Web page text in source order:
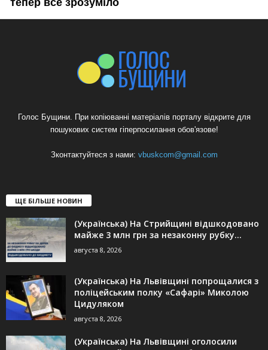
Голос Бущини. При копіюванні матеріалів порталу відкрите для
пошукових систем гіперпосилання обов'язове!
Зконтактуйтеся з нами: vbuskcom@gmail.com
ЩЕ БІЛЬШЕ НОВИН
(Українська) На Стрийщині відшкодовано
майже 3 млн грн за незаконну рубку...
августа 8, 2026
(Українська) На Львівщині попрощалися з
поліцейським полку «Сафарі» Миколою
Цидуляком
августа 8, 2026
(Українська) На Львівщині оголосили